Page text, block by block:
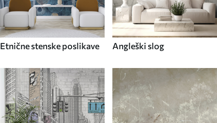
Etnične stenske poslikave Angleški slog